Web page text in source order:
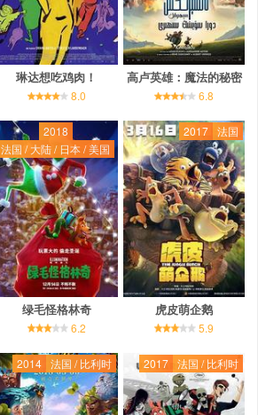
琳达想吃鸡肉！
8.0
高卢英雄：魔法的秘密
6.8
2018
法国 / 大陆 / 日本 / 美国
绿毛怪格林奇
6.2
2017 法国
虎皮萌企鹅
5.9
2014 法国 / 比利时 2017 法国 / 比利时